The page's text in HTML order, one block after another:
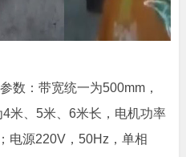
数：带宽统一为500mm，
米、5米、6米长，电机功率
电源220V，50Hz，单相